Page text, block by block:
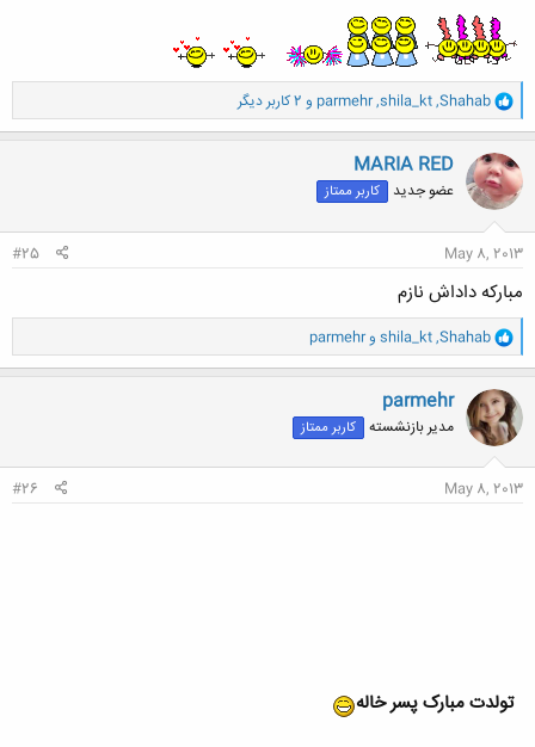
و
ا
ک
ن
ش
ه
ا
Shahab
,
shila_kt
,
parmehr و 2 کاربر دیگر
MARIA RED
عضو جدید کاربر ممتاز
May 8, 2013
#25
مبارکه داداش نازم
و
ا
ک
ن
ش
ه
ا
Shahab
,
shila_kt وparmehr
parmehr
مدیر بازنشسته کاربر ممتاز
May 8, 2013
#26
تولدت مبارک پسر خاله